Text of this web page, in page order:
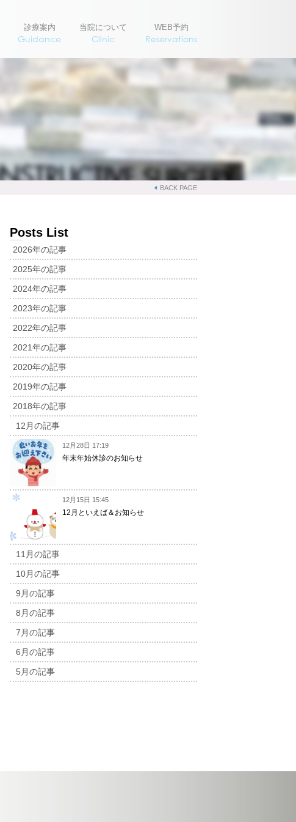
WEB予約
Reservations
当院について
Clinic
診療案内
Guidance
BACK PAGE
Posts List
2026年の記事
2025年の記事
2024年の記事
2023年の記事
2022年の記事
2021年の記事
2020年の記事
2019年の記事
2018年の記事
12月の記事
12月28日 17:19
年末年始休診のお知らせ
12月15日 15:45
12月といえば＆お知らせ
11月の記事
10月の記事
9月の記事
8月の記事
7月の記事
6月の記事
5月の記事